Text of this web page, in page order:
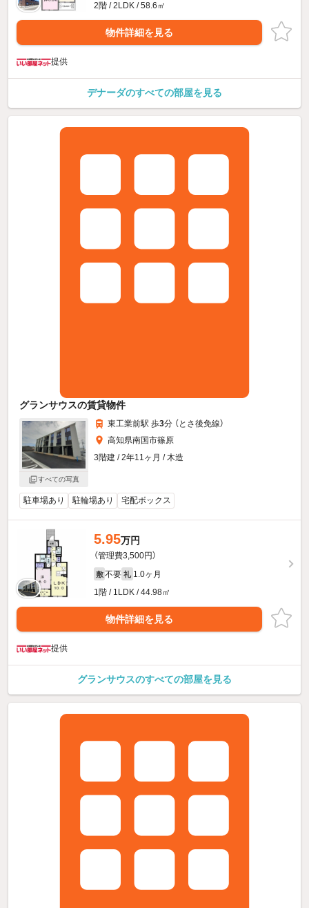
2階 / 2LDK / 58.6㎡
物件詳細を見る
提供
デナーダのすべての部屋を見る
グランサウスの賃貸物件
すべての写真
東工業前駅 歩3分 （とさ後免線）
高知県南国市篠原
3階建 / 2年11ヶ月 / 木造
駐車場あり 駐輪場あり 宅配ボックス
5.95万円
（管理費3,500円）
敷 不要 礼 1.0ヶ月
1階 / 1LDK / 44.98㎡
物件詳細を見る
提供
グランサウスのすべての部屋を見る